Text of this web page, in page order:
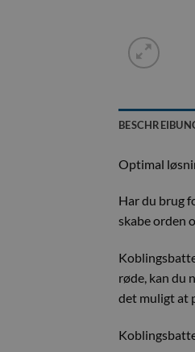
Optimal
Har du brug
skabe orden
røde, kan du
det muligt at